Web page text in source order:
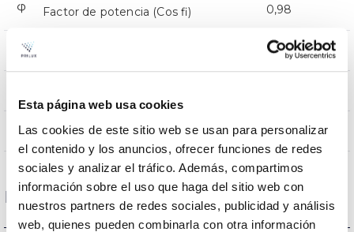
Esta página web usa cookies
Las cookies de este sitio web se usan para personalizar
el contenido y los anuncios, ofrecer funciones de redes
sociales y analizar el tráfico. Además, compartimos
información sobre el uso que haga del sitio web con
nuestros partners de redes sociales, publicidad y análisis
web, quienes pueden combinarla con otra información
Factor de potencia (Cos fi) 0,98
32
Prot. de com. para reprogr. CMR
Dimensiones y Montaje